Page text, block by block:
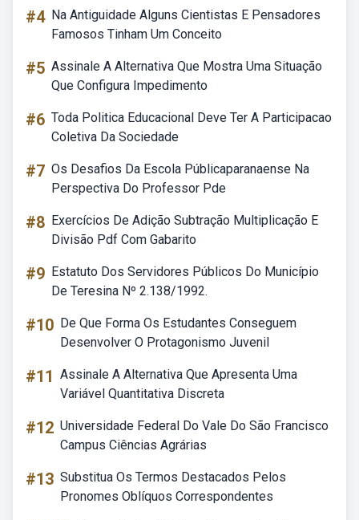
#4 Na Antiguidade Alguns Cientistas E Pensadores
Famosos Tinham Um Conceito
#5 Assinale A Alternativa Que Mostra Uma Situação
Que Configura Impedimento
#6 Toda Politica Educacional Deve Ter A Participacao
Coletiva Da Sociedade
#7 Os Desafios Da Escola Públicaparanaense Na
Perspectiva Do Professor Pde
#8 Exercícios De Adição Subtração Multiplicação E
Divisão Pdf Com Gabarito
#9 Estatuto Dos Servidores Públicos Do Município
De Teresina Nº 2.138/1992.
#10 De Que Forma Os Estudantes Conseguem
Desenvolver O Protagonismo Juvenil
#11 Assinale A Alternativa Que Apresenta Uma
Variável Quantitativa Discreta
#12 Universidade Federal Do Vale Do São Francisco
Campus Ciências Agrárias
#13 Substitua Os Termos Destacados Pelos
Pronomes Oblíquos Correspondentes